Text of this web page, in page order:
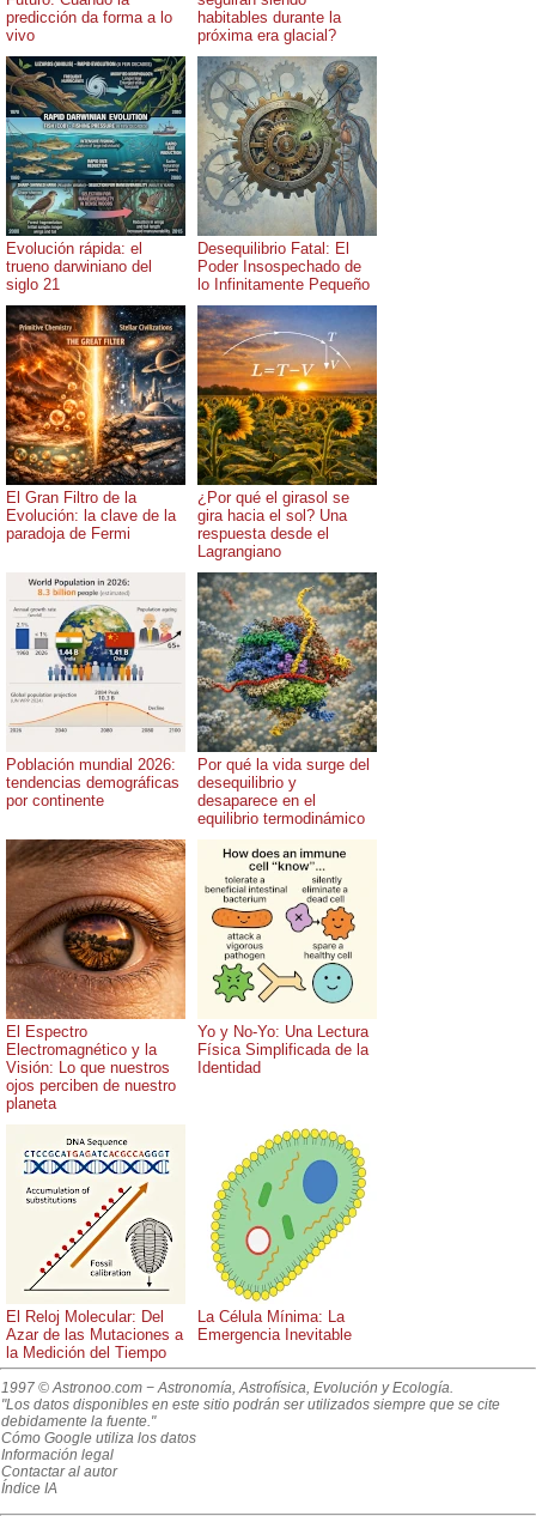
predicción da forma a lo
vivo
habitables durante la
próxima era glacial?
Evolución rápida: el
trueno darwiniano del
siglo 21
Desequilibrio Fatal: El
Poder Insospechado de
lo Infinitamente Pequeño
El Gran Filtro de la
Evolución: la clave de la
paradoja de Fermi
¿Por qué el girasol se
gira hacia el sol? Una
respuesta desde el
Lagrangiano
Población mundial 2026:
tendencias demográficas
por continente
Por qué la vida surge del
desequilibrio y
desaparece en el
equilibrio termodinámico
El Espectro
Electromagnético y la
Visión: Lo que nuestros
ojos perciben de nuestro
planeta
Yo y No-Yo: Una Lectura
Física Simplificada de la
Identidad
El Reloj Molecular: Del
Azar de las Mutaciones a
la Medición del Tiempo
La Célula Mínima: La
Emergencia Inevitable
1997 © Astronoo.com − Astronomía, Astrofísica, Evolución y Ecología.
"Los datos disponibles en este sitio podrán ser utilizados siempre que se cite
debidamente la fuente."
Cómo Google utiliza los datos
Información legal
Contactar al autor
Índice IA